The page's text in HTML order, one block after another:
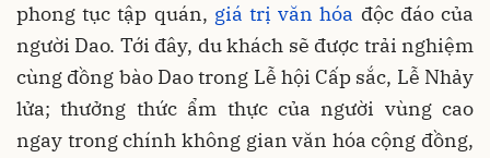
phong tục tập quán, giá trị văn hóa độc đáo của
người Dao. Tới đây, du khách sẽ được trải nghiệm
cùng đồng bào Dao trong Lễ hội Cấp sắc, Lễ Nhảy
lửa; thưởng thức ẩm thực của người vùng cao
ngay trong chính không gian văn hóa cộng đồng,